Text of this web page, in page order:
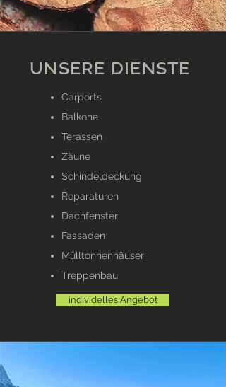
UNSERE DIENSTE
Carports
Balkone
Terassen
Zäune
Schindeldeckung
Reparaturen
Dachfenster
Fassaden
Mülltonnenhäuser
Treppenbau
individelles Angebot